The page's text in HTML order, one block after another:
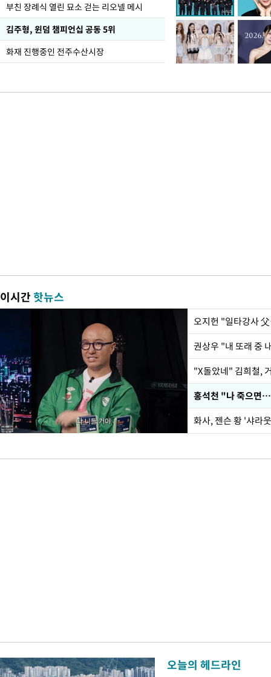
부친 장례식 열린 묘소 걷는 리오넬 메시
김주형, 윈덤 챔피언십 공동 5위
화재 진행중인 전주수산시장
이시간핫뉴스
권상우 "내 또래 중
"X돌았네" 김희철,
홍석천 "나 죽으면
화사, 젠슨 황 '샤라
오늘의 헤드라인